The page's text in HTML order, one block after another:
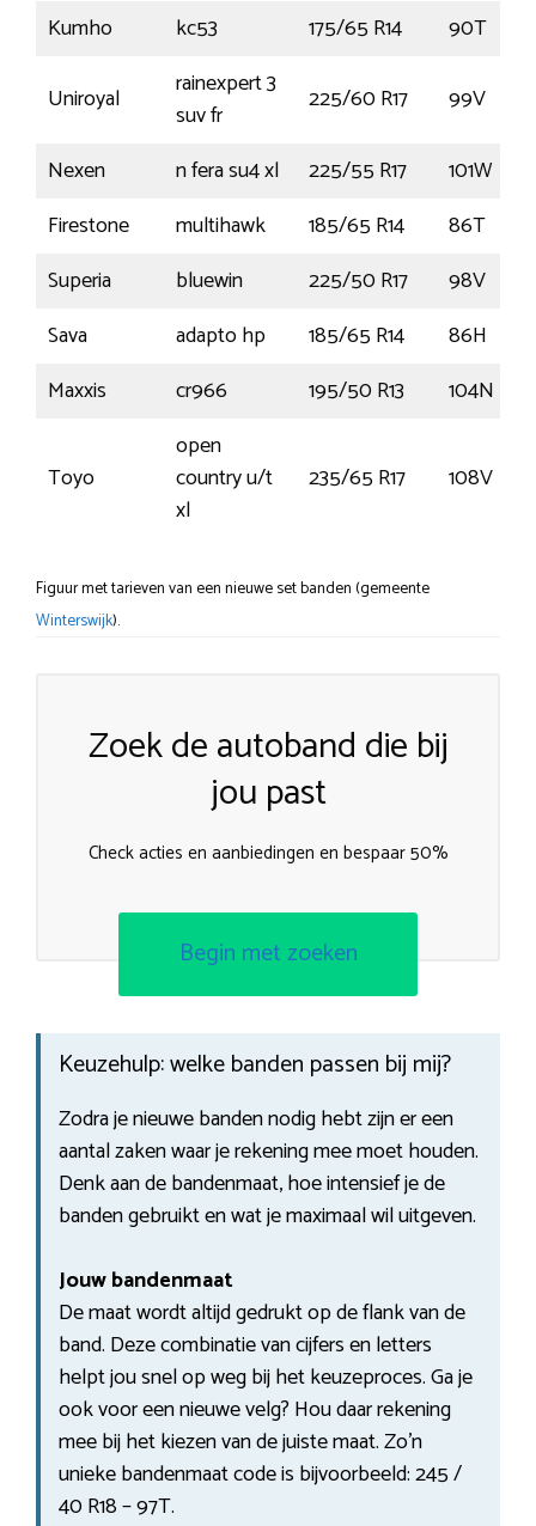
Kumho
kc53 175/65 R14
90T
Uniroyal
rainexpert 3
suv fr
225/60 R17
99V
Nexen
n fera su4 xl 225/55 R17
101W
Firestone
multihawk 185/65 R14
86T
Superia
bluewin 225/50 R17
98V
Sava
adapto hp 185/65 R14
86H
Maxxis
cr966 195/50 R13 104N
Toyo
open
country u/t
xl
235/65 R17 108V
Figuur met tarieven van een nieuwe set banden (gemeente
Winterswijk).
Zoek de autoband die bij
jou past
Check acties en aanbiedingen en bespaar 50%
Begin met zoeken
Keuzehulp: welke banden passen bij mij?
Zodra je nieuwe banden nodig hebt zijn er een
aantal zaken waar je rekening mee moet houden.
Denk aan de bandenmaat, hoe intensief je de
banden gebruikt en wat je maximaal wil uitgeven.
Jouw bandenmaat
De maat wordt altijd gedrukt op de flank van de
band. Deze combinatie van cijfers en letters
helpt jou snel op weg bij het keuzeproces. Ga je
ook voor een nieuwe velg? Hou daar rekening
mee bij het kiezen van de juiste maat. Zo’n
unieke bandenmaat code is bijvoorbeeld: 245 /
40 R18 – 97T.